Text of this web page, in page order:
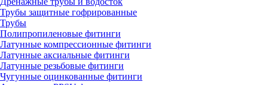
Трубы защитные гофрированные
Трубы
Полипропиленовые фитинги
Латунные компрессионные фитинги
Латунные аксиальные фитинги
Латунные резьбовые фитинги
Чугунные оцинкованные фитинги